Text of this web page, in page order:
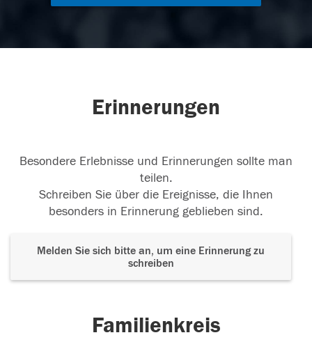
Erinnerungen
Besondere Erlebnisse und Erinnerungen sollte man
teilen.
Schreiben Sie über die Ereignisse, die Ihnen
besonders in Erinnerung geblieben sind.
Melden Sie sich bitte an, um eine Erinnerung zu
schreiben
Familienkreis